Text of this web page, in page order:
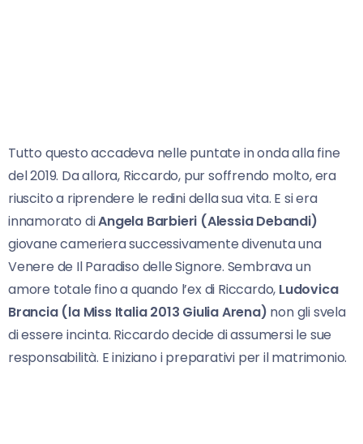
Tutto questo accadeva nelle puntate in onda alla fine
del 2019. Da allora, Riccardo, pur soffrendo molto, era
riuscito a riprendere le redini della sua vita. E si era
innamorato diAngela Barbieri (Alessia Debandi)
giovane cameriera successivamente divenuta una
Venere de Il Paradiso delle Signore. Sembrava un
amore totale fino a quando l’ex di Riccardo, Ludovica
Brancia (la Miss Italia 2013 Giulia Arena) non gli svela
di essere incinta. Riccardo decide di assumersi le sue
responsabilità. E iniziano i preparativi per il matrimonio.